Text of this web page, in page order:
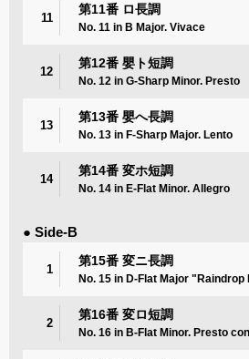
11
第11番 ロ長調
No. 11 in B Major. Vivace
12
第12番 嬰ト短調
No. 12 in G-Sharp Minor. Presto
13
第13番 嬰へ長調
No. 13 in F-Sharp Major. Lento
14
第14番 変ホ短調
No. 14 in E-Flat Minor. Allegro
● Side-B
1
第15番 変ニ長調
No. 15 in D-Flat Major "Raindrop
2
第16番 変ロ短調
No. 16 in B-Flat Minor. Presto